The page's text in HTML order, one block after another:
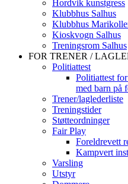
Hordvik kunstgress
Klubbhus Salhus
Klubbhus
Kioskvogn Salhus
Treningsrom Salhus
FOR TRENER /
Politiattest
Politiattest
med barn på
Trener/laglederliste
Treningstider
Støtteordninger
Fair Play
Foreldrevett
Kampvert
Varsling
Utstyr